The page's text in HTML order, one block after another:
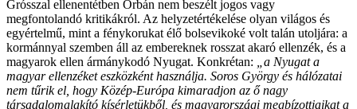
Grósszal ellenentétben Orbán nem beszélt jogos vagy
megfontolandó kritikákról. Az helyzetértékelése olyan világos és
egyértelmű, mint a fénykorukat élő bolsevikoké volt talán utoljára: a
kormánnyal szemben áll az embereknek rosszat akaró ellenzék, és a
magyarok ellen ármánykodó Nyugat. Konkrétan: „a Nyugat a
magyar ellenzéket eszközként használja. Soros György és hálózatai
nem tűrik el, hogy Közép-Európa kimaradjon az ő nagy
társadalomalakító kísérletükből, és magyarországi megbízottjaikat a